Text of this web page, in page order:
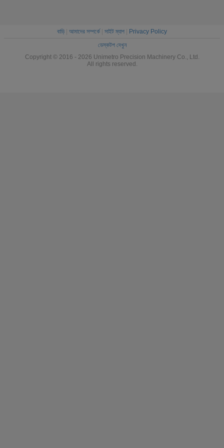
বাড়ি| আমাদের সম্পর্কে| সাইট ম্যাপ
Privacy Policy
ডেস্কটপ দেখুন
Copyright © 2016 - 2026 Unimetro Precision Machinery Co., Ltd.
All rights reserved.